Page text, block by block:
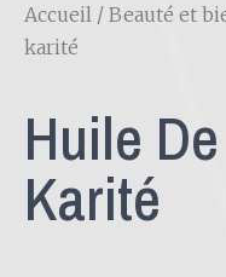
Accueil / Beauté et
karité
Huile
Karité